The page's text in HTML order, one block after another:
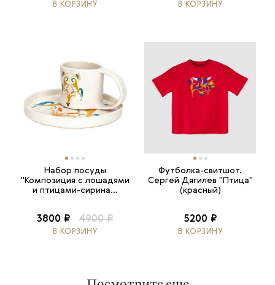
В КОРЗИНУ В КОРЗИНУ
Набор посуды
"Композиция с лошадями
и птицами-сирина...
3800 ₽ 4900 ₽
В КОРЗИНУ
Футболка-свитшот.
Сергей Дягилев "Птица"
(красный)
5200 ₽
В КОРЗИНУ